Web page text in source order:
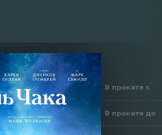
В прокате с
В прокате до